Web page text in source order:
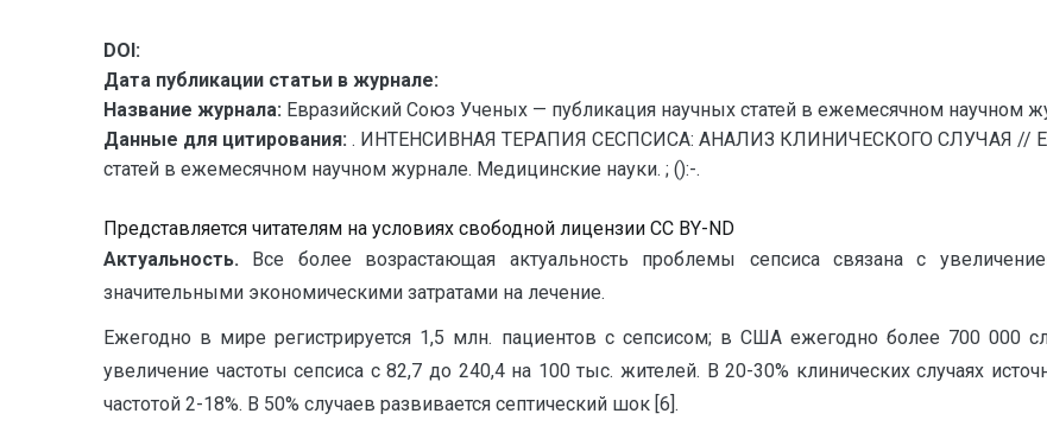
DOI:
Дата публикации статьи в журнале:
Название журнала: Евразийский Союз Ученых — публикация научных статей в ежемесячном научном
Данные для цитирования: . ИНТЕНСИВНАЯ ТЕРАПИЯ СЕСПСИСА: АНАЛИЗ КЛИНИЧЕСКОГО СЛУЧАЯ //
статей в ежемесячном научном журнале. Медицинские науки. ; ():-.
Представляется читателям на условиях свободной лицензии CC BY-ND
Актуальность. Все более возрастающая актуальность проблемы сепсиса связана с
значительными экономическими затратами на лечение.
Ежегодно в мире регистрируется 1,5 млн. пациентов с сепсисом; в США ежегодно более 700 000
увеличение частоты сепсиса с 82,7 до 240,4 на 100 тыс. жителей. В 20-30% клинических случаях
частотой 2-18%. В 50% случаев развивается септический шок [6].